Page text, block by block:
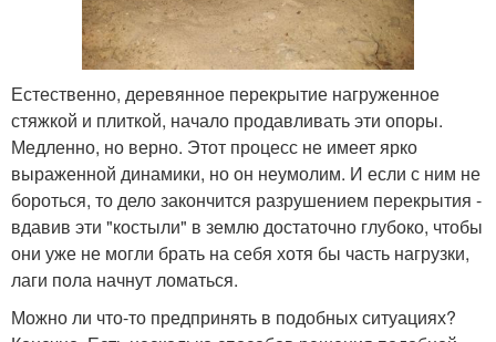
Естественно, деревянное перекрытие нагруженное
стяжкой и плиткой, начало продавливать эти опоры.
Медленно, но верно. Этот процесс не имеет ярко
выраженной динамики, но он неумолим. И если с ним не
бороться, то дело закончится разрушением перекрытия -
вдавив эти "костыли" в землю достаточно глубоко, чтобы
они уже не могли брать на себя хотя бы часть нагрузки,
лаги пола начнут ломаться.
Можно ли что-то предпринять в подобных ситуациях?